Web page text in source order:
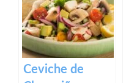
Ceviche de